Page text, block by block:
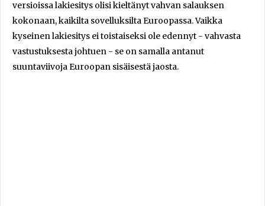
versioissa lakiesitys olisi kieltänyt vahvan salauksen
kokonaan, kaikilta sovelluksilta Euroopassa. Vaikka
kyseinen lakiesitys ei toistaiseksi ole edennyt - vahvasta
vastustuksesta johtuen - se on samalla antanut
suuntaviivoja Euroopan sisäisestä jaosta.